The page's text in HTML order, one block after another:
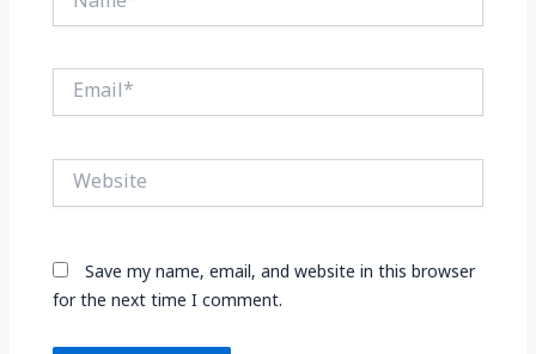
Email*
Website
Save my name, email, and website in this browser
for the next time I comment.